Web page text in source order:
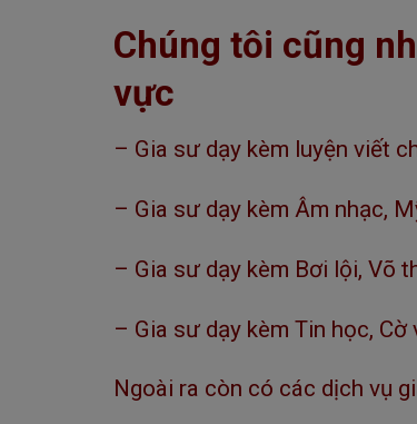
Chúng tôi cũng
vực
– Gia sư dạy kèm luyện viết
– Gia sư dạy kèm Âm nhạc,
– Gia sư dạy kèm Bơi lội, Võ
– Gia sư dạy kèm Tin học,
Ngoài ra còn có các dịch vụ